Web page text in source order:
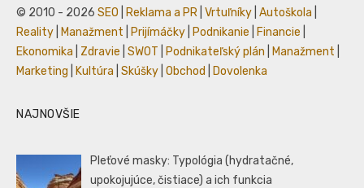
© 2010 - 2026 SEO Reklama a PR Vrtuľníky Autoškola
Reality
Manažment Prijímáčky Podnikanie Financie
Ekonomika
Zdravie SWOT Podnikateľský plán Manažment
Marketing
Kultúra Skúšky Obchod Dovolenka
NAJNOVŠIE
Pleťové masky: Typológia (hydratačné,
upokojujúce, čistiace) a ich funkcia